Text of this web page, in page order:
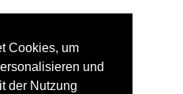
Cookies, um
und
der Nutzung